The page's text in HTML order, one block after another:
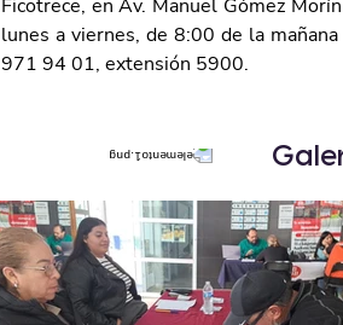
Ficotrece, en Av. Manuel Gómez
lunes a viernes, de 8:00 de la
971 94 01, extensión 5900.